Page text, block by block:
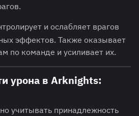
и ослабляет врагов
эффектов. Также оказывает
по команде и усиливает их.
урона в Arknights:
учитывать принадлежность